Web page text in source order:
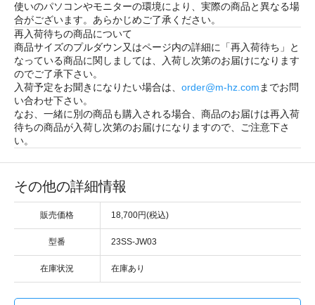
使いのパソコンやモニターの環境により、実際の商品と異なる場
合がございます。あらかじめご了承ください。
再入荷待ちの商品について
商品サイズのプルダウン又はページ内の詳細に「再入荷待ち 」と
なっている商品に関しましては、入荷し次第のお届けになります
のでご了承下さい。
入荷予定をお聞きになりたい場合は、 order@m-hz.com までお問
い合わせ下さい。
なお、一緒に別の商品も購入される場合、商品のお届けは再入荷
待ちの商品が入荷し次第のお届けになりますので、ご注意下さ
い。
その他の詳細情報
販売価格 18,700円(税込)
型番 23SS-JW03
在庫状況 在庫あり